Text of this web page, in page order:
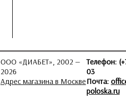
ООО «ДИАБЕТ», 2002 —
2026
Адрес магазина в Москве
Телефон:
03
Почта:
poloska.ru